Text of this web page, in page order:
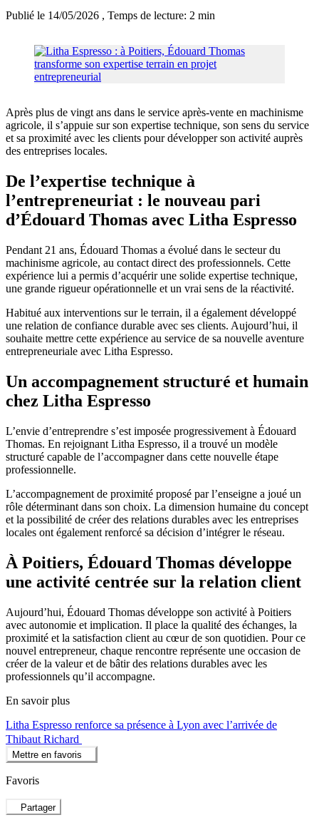
Publié le 14/05/2026 , Temps de lecture: 2 min
Après plus de vingt ans dans le service après-vente en machinisme
agricole, il s’appuie sur son expertise technique, son sens du service
et sa proximité avec les clients pour développer son activité auprès
des entreprises locales.
De l’expertise technique à
l’entrepreneuriat : le nouveau pari
d’Édouard Thomas avec Litha Espresso
Pendant 21 ans, Édouard Thomas a évolué dans le secteur du
machinisme agricole, au contact direct des professionnels. Cette
expérience lui a permis d’acquérir une solide expertise technique,
une grande rigueur opérationnelle et un vrai sens de la réactivité.
Habitué aux interventions sur le terrain, il a également développé
une relation de confiance durable avec ses clients. Aujourd’hui, il
souhaite mettre cette expérience au service de sa nouvelle aventure
entrepreneuriale avec Litha Espresso.
Un accompagnement structuré et humain
chez Litha Espresso
L’envie d’entreprendre s’est imposée progressivement à Édouard
Thomas. En rejoignant Litha Espresso, il a trouvé un modèle
structuré capable de l’accompagner dans cette nouvelle étape
professionnelle.
L’accompagnement de proximité proposé par l’enseigne a joué un
rôle déterminant dans son choix. La dimension humaine du concept
et la possibilité de créer des relations durables avec les entreprises
locales ont également renforcé sa décision d’intégrer le réseau.
À Poitiers, Édouard Thomas développe
une activité centrée sur la relation client
Aujourd’hui, Édouard Thomas développe son activité à Poitiers
avec autonomie et implication. Il place la qualité des échanges, la
proximité et la satisfaction client au cœur de son quotidien. Pour ce
nouvel entrepreneur, chaque rencontre représente une occasion de
créer de la valeur et de bâtir des relations durables avec les
professionnels qu’il accompagne.
En savoir plus
Litha Espresso renforce sa présence à Lyon avec l’arrivée de
Thibaut Richard
Mettre en favoris
Favoris
Partager